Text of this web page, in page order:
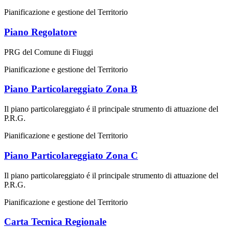
Pianificazione e gestione del Territorio
Piano Regolatore
PRG del Comune di Fiuggi
Pianificazione e gestione del Territorio
Piano Particolareggiato Zona B
Il piano particolareggiato é il principale strumento di attuazione del
P.R.G.
Pianificazione e gestione del Territorio
Piano Particolareggiato Zona C
Il piano particolareggiato é il principale strumento di attuazione del
P.R.G.
Pianificazione e gestione del Territorio
Carta Tecnica Regionale